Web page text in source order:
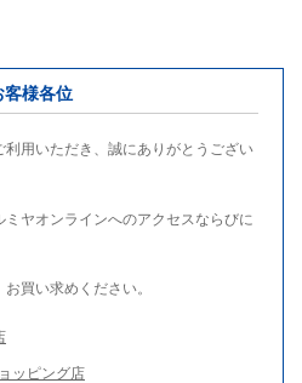
客様各位
利用いただき、誠にありがとうござい
ヤオンラインへのアクセスならびに
買い求めください。
ッピング店